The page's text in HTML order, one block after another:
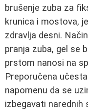
brušenje zuba za
krunica i mostova,
zdravlja desni.
pranja zuba, gel se
prstom nanosi na
Preporučena
napomenu da se
izbegavati narednih